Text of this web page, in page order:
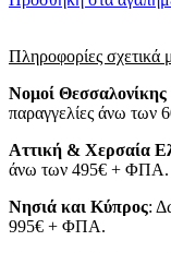
Πληροφορίες σχετικά
Νομοί Θεσσαλονίκης
παραγγελίες άνω
Αττική & Χερσαία
άνω των 495€ + ΦΠΑ.
Νησιά και Κύπρος:
995€ + ΦΠΑ.